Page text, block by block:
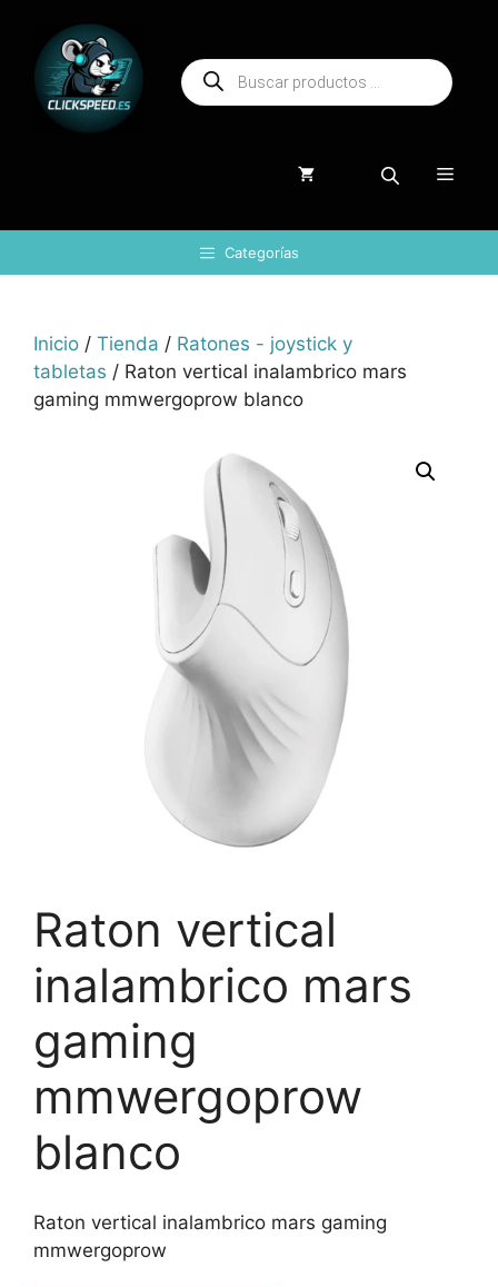
contenido
Búsqueda
de
productos
Menú
Categorías
Inicio / Tienda / Ratones - joystick y
tabletas / Raton vertical inalambrico mars
gaming mmwergoprow blanco
Raton vertical
inalambrico mars
gaming
mmwergoprow
blanco
Raton vertical inalambrico mars gaming
mmwergoprow